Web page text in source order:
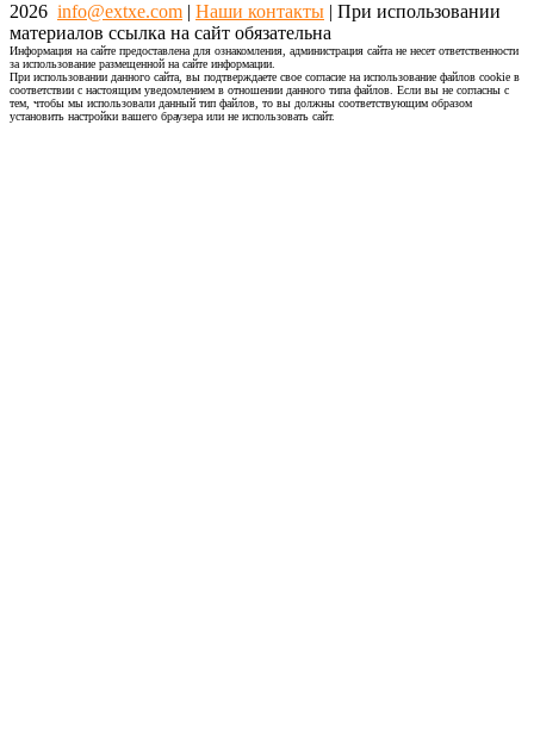
2026 info@extxe.com | Наши контакты | При использовании
материалов ссылка на сайт обязательна
Информация на сайте предоставлена для ознакомления, администрация сайта не несет ответственности
за использование размещенной на сайте информации.
При использовании данного сайта, вы подтверждаете свое согласие на использование файлов cookie в
соответствии с настоящим уведомлением в отношении данного типа файлов. Если вы не согласны с
тем, чтобы мы использовали данный тип файлов, то вы должны соответствующим образом
установить настройки вашего браузера или не использовать сайт.